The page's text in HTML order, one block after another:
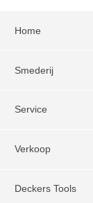
Home
Smederij
Service
Verkoop
Deckers Tools